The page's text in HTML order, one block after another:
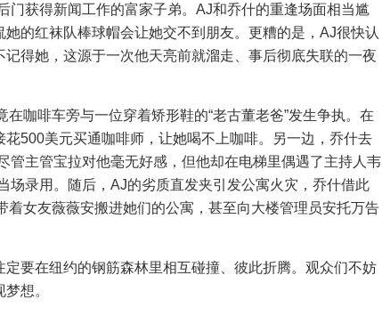
门获得新闻工作的富家子弟。AJ和乔什的重逢场面相当尴
的红袜队棒球帽会让她交不到朋友。更糟的是，AJ很快认
得她，这源于一次他天亮前就溜走、事后彻底失联的一夜
咖啡车旁与一位穿着矫形鞋的“老古董老爸”发生争执。在
500美元买通咖啡师，让她喝不上咖啡。另一边，乔什去
管主管宝拉对他毫无好感，但他却在电梯里偶遇了主持人韦
场录用。随后，AJ的劣质直发夹引发公寓火灾，乔什借此
女友薇薇安搬进她们的公寓，甚至向大楼管理员安托万告
要在纽约的钢筋森林里相互碰撞、彼此折腾。观众们不妨
想。